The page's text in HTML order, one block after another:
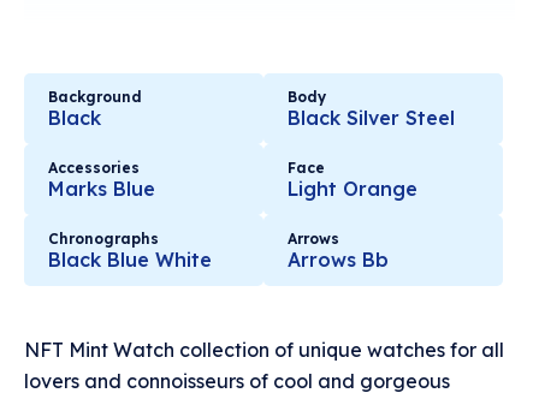
Background
Black
Body
Black Silver Steel
Accessories
Marks Blue
Face
Light Orange
Chronographs
Black Blue White
Arrows
Arrows Bb
NFT Mint Watch collection of unique watches for all
lovers and connoisseurs of cool and gorgeous